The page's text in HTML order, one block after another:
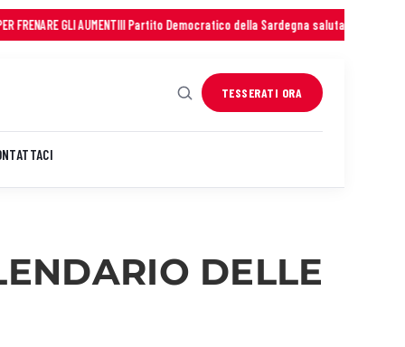
Il Partito Democratico della Sardegna saluta con profonda commozione
TESSERATI ORA
DELLE